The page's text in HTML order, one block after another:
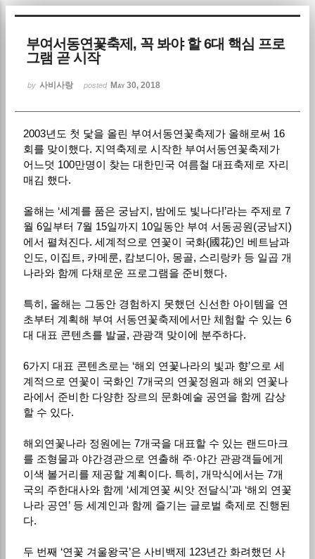
부여서동연꽃축제, 꼭 봐야 할 6대 핵심 프로
그램 곧 시작
by 사비사랑 posted May 30, 2018
2003년도 첫 닻을 올린 부여서동연꽃축제가 올해로써 16
회를 맞이했다. 지역축제로 시작한 부여서동연꽃축제가
어느덧 100만명이 찾는 대한민국 여름철 대표축제로 자리
매김 했다.
올해는 ‘세계를 품은 궁남지, 밤에도 빛나다!’라는 주제로 7
월 6일부터 7월 15일까지 10일동안 부여 서동공원(궁남지)
에서 펼쳐진다. 세계적으로 연꽃이 국화(國花)인 베트남과
인도, 이집트, 카메룬, 캄보디아, 몽골, 스리랑카 등 일곱 개
나라와 함께 다채로운 프로그램을 준비했다.
특히, 올해는 그동안 경험하지 못했던 신선한 아이템을 연
초부터 계획해 부여 서동연꽃축제에서만 체험할 수 있는 6
대 대표 콘텐츠를 발굴, 관광객 맞이에 분주하다.
6가지 대표 콘텐츠로는 ‘해외 연꽃나라의 빛과 향’으로 세
계적으로 연꽃이 국화인 7개국의 연꽃정원과 해외 연꽃나
라에서 준비한 다양한 장르의 문화예술 공연을 함께 감상
할 수 있다.
해외연꽃나라 정원에는 7개국을 대표할 수 있는 랜드마크
를 조형물과 야간경관으로 연출해 주·야간 관광객들에게
이색 볼거리를 제공할 계획이다. 특히, 개막식에서는 7개
국의 주한대사와 함께 ‘세계연꽃 씨앗 전달식’과 ‘해외 연꽃
나라 공연’ 등 세계인과 함께 즐기는 글로벌 축제로 진행된
다.
두 번째 ‘연꽃 겨울왕국’은 사비백제 123년간 화려했던 사
Sketchbook5, 스케치북5
Sketchbook5, 스케치북5